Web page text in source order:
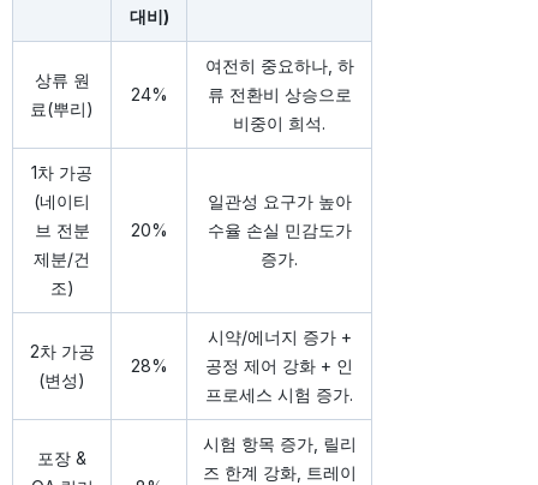
대비)
상류 원
료(뿌리)
24%
여전히 중요하나, 하
류 전환비 상승으로
비중이 희석.
1차 가공
(네이티
브 전분
제분/건
조)
20%
일관성 요구가 높아
수율 손실 민감도가
증가.
2차 가공
(변성)
28%
시약/에너지 증가 +
공정 제어 강화 + 인
프로세스 시험 증가.
포장 &
시험 항목 증가, 릴리
즈 한계 강화, 트레이